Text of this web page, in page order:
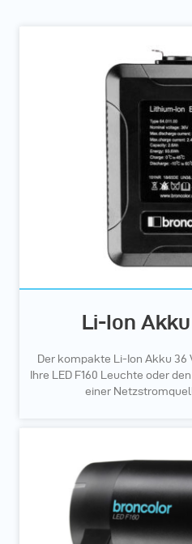
Li-Ion
Der kompakte Li-Ion Akku 36
Ihre LED F160 Leuchte oder
einer